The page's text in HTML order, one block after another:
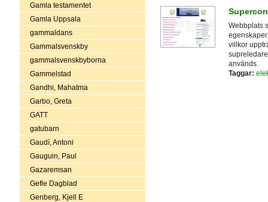
Gamla testamentet
Gamla Uppsala
gammaldans
Gammalsvenskby
gammalsvenskbyborna
Gammelstad
Gandhi, Mahatma
Garbo, Greta
GATT
gatubarn
Gaudí, Antoni
Gauguin, Paul
Gazaremsan
Gefle Dagblad
Genberg, Kjell E
Webbplats
villkor
används.
Taggar: